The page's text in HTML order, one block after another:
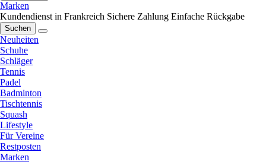
Marken
Kundendienst in Frankreich Sichere Zahlung Einfache Rückgabe
Suchen
Neuheiten
Schuhe
Schläger
Tennis
Padel
Badminton
Tischtennis
Squash
Lifestyle
Für Vereine
Restposten
Marken